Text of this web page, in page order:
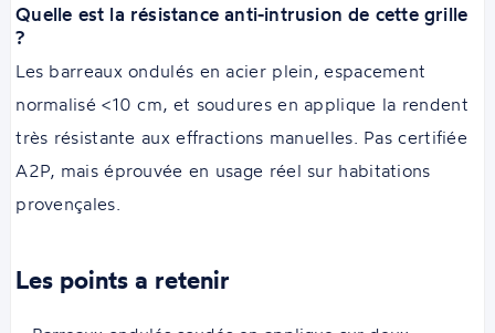
Quelle est la résistance anti-intrusion de cette grille
?
Les barreaux ondulés en acier plein, espacement
normalisé <10 cm, et soudures en applique la rendent
très résistante aux effractions manuelles. Pas certifiée
A2P, mais éprouvée en usage réel sur habitations
provençales.
Les points a retenir